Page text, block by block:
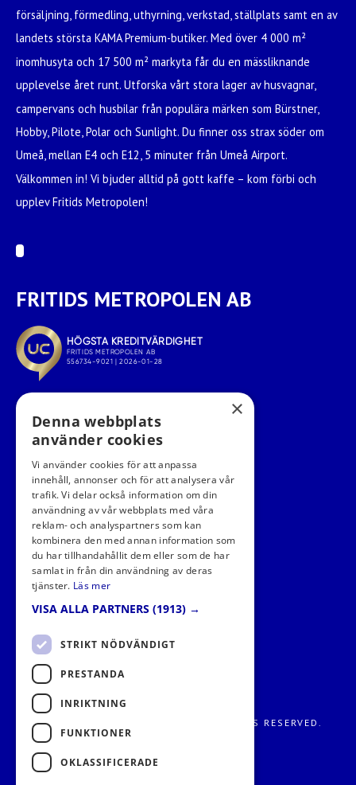
försäljning, förmedling, uthyrning, verkstad, ställplats samt en av
landets största KAMA Premium-butiker. Med över 4 000 m²
inomhusyta och 17 500 m² markyta får du en mässliknande
upplevelse året runt. Utforska vårt stora lager av husvagnar,
campervans och husbilar från populära märken som Bürstner,
Hobby, Pilote, Polar och Sunlight. Du finner oss strax söder om
Umeå, mellan E4 och E12, 5 minuter från Umeå Airport.
Välkommen in! Vi bjuder alltid på gott kaffe – kom förbi och
upplev Fritids Metropolen!
FRITIDS METROPOLEN AB
FÖLJ OSS I SOCIALA MEDIER
FRITIDS METROPOLEN AB 2026. ALL RIGHTS RESERVED.
×
Denna webbplats
använder cookies
Vi använder cookies för att anpassa
innehåll, annonser och för att analysera vår
trafik. Vi delar också information om din
användning av vår webbplats med våra
reklam- och analyspartners som kan
kombinera den med annan information som
du har tillhandahållit dem eller som de har
samlat in från din användning av deras
tjänster. Läs mer
VISA ALLA PARTNERS (1913) →
STRIKT NÖDVÄNDIGT
PRESTANDA
INRIKTNING
FUNKTIONER
OKLASSIFICERADE